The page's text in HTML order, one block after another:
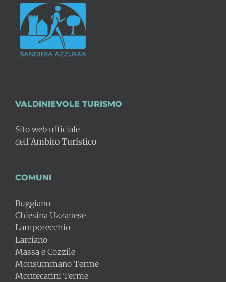
VALDINIEVOLE TURISMO
Sito web ufficiale
dell’Ambito Turistico
COMUNI
Buggiano
Chiesina Uzzanese
Lamporecchio
Larciano
Massa e Cozzile
Monsummano Terme
Montecatini Terme